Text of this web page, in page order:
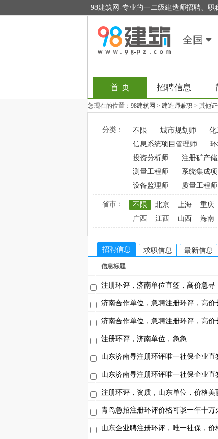
98建筑网-专业的一二级建造师招聘、职
全国
首 页 招聘信息
您现在的位置： 98建筑网 > 建造师兼职 > 其他
分类： 不限 城市规划师 化
信息系统项目管理师
投资分析师
注册矿产
测量工程师
系统集成
设备监理师
质量工程师
省市： 不限 北京 上海 重庆
广西
江西 山西 海南
招聘信息 求职信息 最新信息
信息标题
注册环评，济南单位直签，高价急寻
济南合作单位，急聘注册环评，高价
济南合作单位，急聘注册环评，高价
注册环评，济南单位，急急
山东济南寻注册环评唯一社保企业直
山东济南寻注册环评唯一社保企业直
注册环评，资质，山东单位，价格美
青岛急招注册环评价格可谈一年十万
山东企业聘注册环评，唯一社保，价